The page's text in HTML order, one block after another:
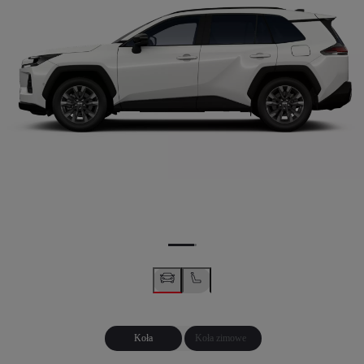
Koła Koła zimowe